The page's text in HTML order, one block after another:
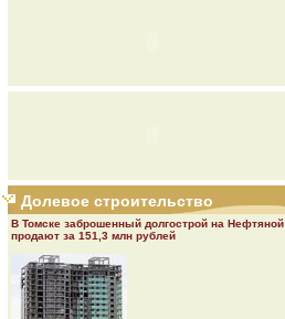
Долевое строительство
В Томске заброшенный долгострой на Нефтяной
продают за 151,3 млн рублей